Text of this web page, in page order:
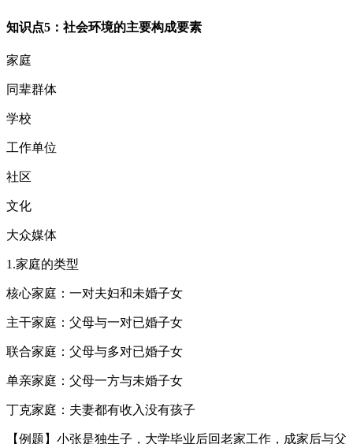
知识点5：社会环境的主要构成要素
家庭
同辈群体
学校
工作单位
社区
文化
大众媒体
1.家庭的类型
核心家庭：一对夫妇和未婚子女
主干家庭：父母与一对已婚子女
联合家庭：父母与多对已婚子女
单亲家庭：父母一方与未婚子女
丁克家庭：夫妻都有收入没有孩子
【例题】小张是独生子，大学毕业后回老家工作，成家后与父